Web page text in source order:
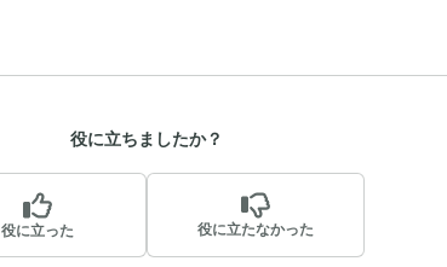
役に立ちましたか？
役に立った 役に立たなかった